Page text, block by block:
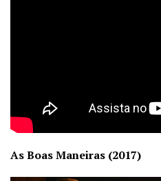
As Boas Maneiras (2017)